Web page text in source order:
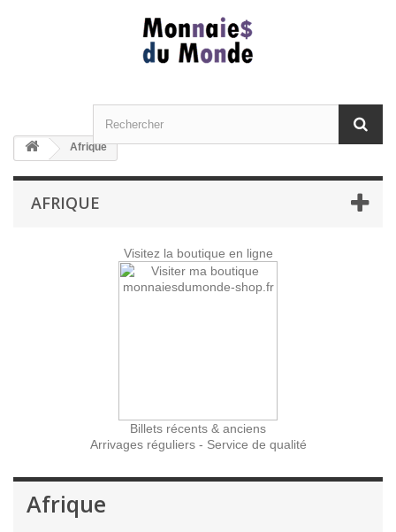
Afrique
AFRIQUE
Visitez la boutique en ligne
Billets récents & anciens
Arrivages réguliers - Service de qualité
Afrique